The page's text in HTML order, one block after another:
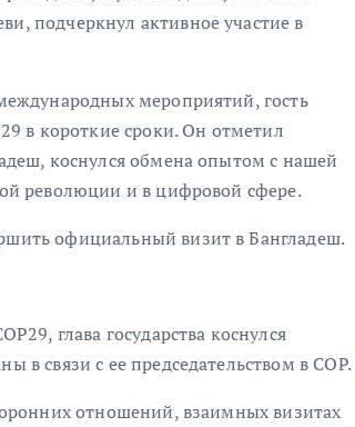
подчеркнул активное участие в
мероприятий, гость
в короткие сроки. Он отметил
коснулся обмена опытом с нашей
революции и в цифровой сфере.
официальный визит в Бангладеш.
глава государства коснулся
связи с ее председательством в COP.
отношений, взаимных визитах